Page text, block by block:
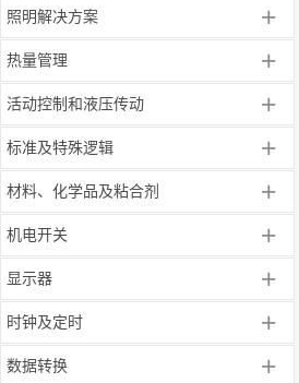
照明解决方案 +
热量管理 +
活动控制和液压传动 +
标准及特殊逻辑 +
材料、化学品及粘合剂 +
机电开关 +
显示器 +
时钟及定时 +
数据转换 +